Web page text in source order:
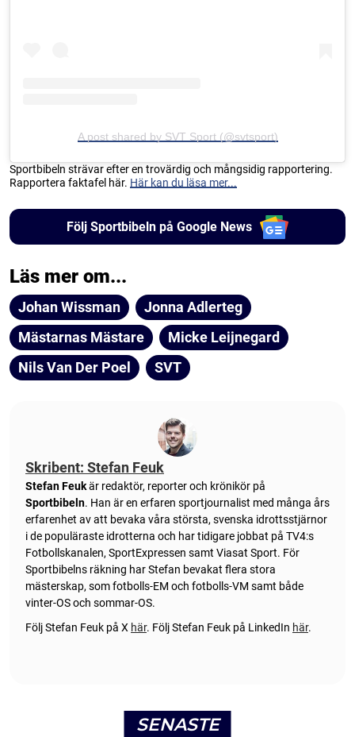
A post shared by SVT Sport (@svtsport)
Sportbibeln strävar efter en trovärdig och mångsidig rapportering.
Rapportera faktafel här. Här kan du läsa mer...
Följ Sportbibeln på Google News
Läs mer om...
Johan Wissman
Jonna Adlerteg
Mästarnas Mästare
Micke Leijnegard
Nils Van Der Poel
SVT
Skribent: Stefan Feuk
Stefan Feukär redaktör, reporter och krönikör på
Sportbibeln. Han är en erfaren sportjournalist med många års
erfarenhet av att bevaka våra största, svenska idrottsstjärnor
i de populäraste idrotterna och har tidigare jobbat på TV4:s
Fotbollskanalen, SportExpressen samt Viasat Sport. För
Sportbibelns räkning har Stefan bevakat flera stora
mästerskap, som fotbolls-EM och fotbolls-VM samt både
vinter-OS och sommar-OS.
Följ Stefan Feuk på X här. Följ Stefan Feuk på LinkedIn här.
SENASTE